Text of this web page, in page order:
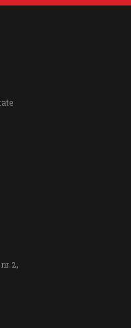
2,